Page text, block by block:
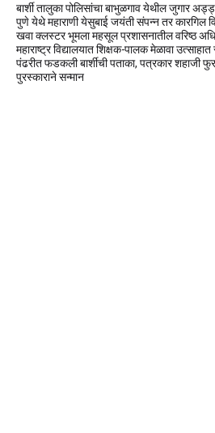
बार्शी तालुका पोलिसांचा बाभुळगाव येथील जुगार
पुणे येथे महाराणी येसुबाई जयंती संपन्न तर कारगिल
खवा क्लस्टर भूमला महसूल प्रशासनातील वरिष्ठ
महाराष्ट्र विद्यालयात शिक्षक-पालक मेळावा
पंढरीत फडकली बार्शीची पताका, पत्रकार शहाजी
पुरस्काराने सन्मान